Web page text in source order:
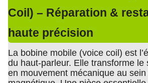
Coil) – Réparation &
haute précision
La bobine mobile (voice coil) est
du haut-parleur. Elle transforme le
en mouvement mécanique au